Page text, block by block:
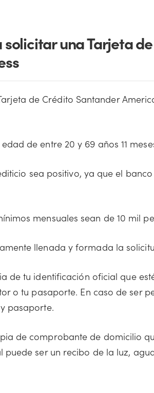
solicitar una Tarjeta
de Crédito Santander
de entre 20 y 69 años 11
sea positivo, ya que el
mensuales sean de 10 mil
llenada y formada la
de tu identificación oficial que
o tu pasaporte. En caso de ser
pasaporte.
de comprobante de domicilio
puede ser un recibo de la luz,